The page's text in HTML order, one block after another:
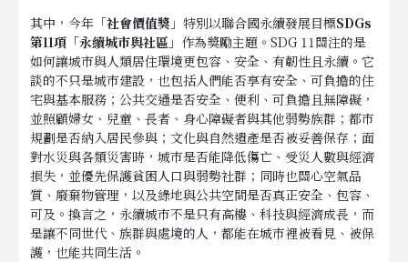
其中，今年「社會價值獎 」特別以聯合國永續發展目標SDGs
第11項「永續城市與社區」 作為獎勵主題。SDG 11關注的是
如何讓城市與人類居住環境更包容、安全、有韌性且永續。它
談的不只是城市建設，也包括人們能否享有安全、可負擔的住
宅與基本服務；公共交通是否安全、便利、可負擔且無障礙，
並照顧婦女、兒童、長者、身心障礙者與其他弱勢族群；都市
規劃是否納入居民參與；文化與自然遺產是否被妥善保存；面
對水災與各類災害時，城市是否能降低傷亡、受災人數與經濟
損失，並優先保護貧困人口與弱勢社群；同時也關心空氣品
質、廢棄物管理，以及綠地與公共空間是否真正安全、包容、
可及。換言之，永續城市不是只有高樓、科技與經濟成長，而
是讓不同世代、族群與處境的人，都能在城市裡被看見、被保
護，也能共同生活。